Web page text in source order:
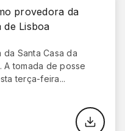
provedora da
de Lisboa
Santa Casa da
A tomada de posse
terça-feira...